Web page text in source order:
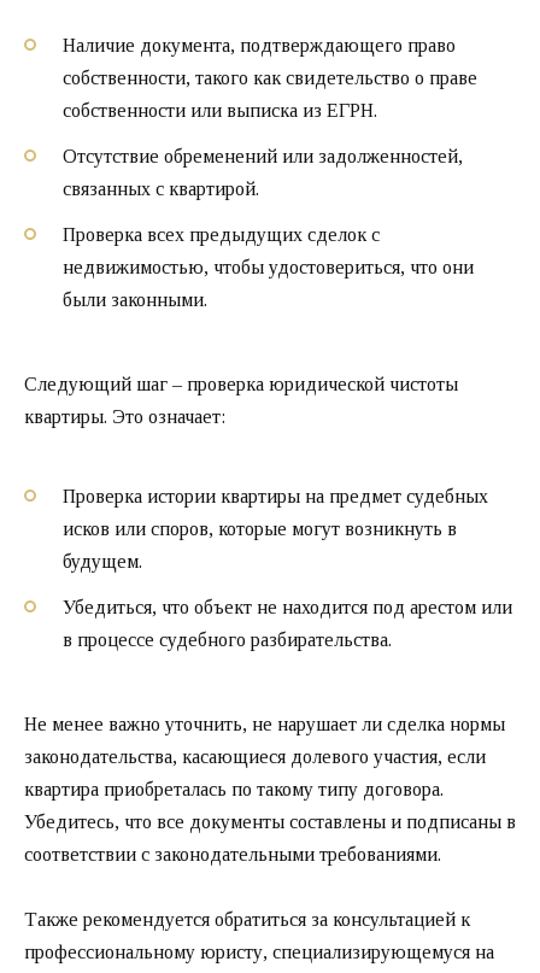
Наличие документа, подтверждающего право
собственности, такого как свидетельство о праве
собственности или выписка из ЕГРН.
Отсутствие обременений или задолженностей,
связанных с квартирой.
Проверка всех предыдущих сделок с
недвижимостью, чтобы удостовериться, что они
были законными.
Следующий шаг – проверка юридической чистоты
квартиры. Это означает:
Проверка истории квартиры на предмет судебных
исков или споров, которые могут возникнуть в
будущем.
Убедиться, что объект не находится под арестом или
в процессе судебного разбирательства.
Не менее важно уточнить, не нарушает ли сделка нормы
законодательства, касающиеся долевого участия, если
квартира приобреталась по такому типу договора.
Убедитесь, что все документы составлены и подписаны в
соответствии с законодательными требованиями.
Также рекомендуется обратиться за консультацией к
профессиональному юристу, специализирующемуся на